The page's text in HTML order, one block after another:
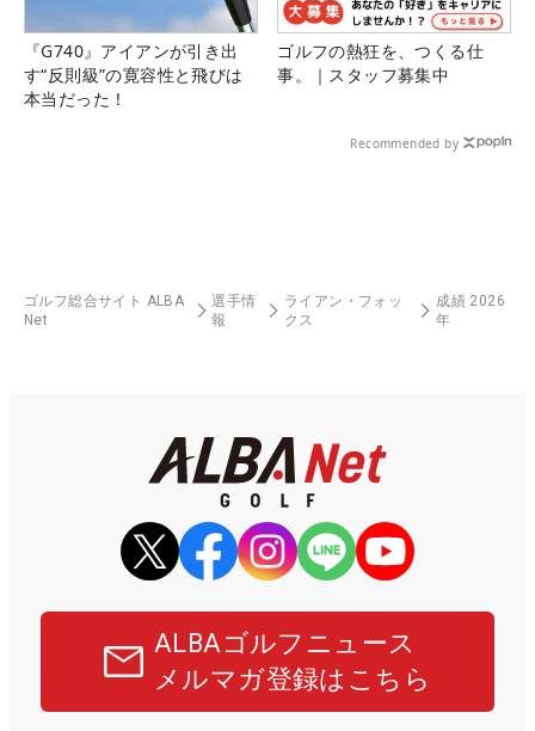
『G740』アイアンが引き出
す“反則級”の寛容性と飛びは
本当だった！
ゴルフの熱狂を、つくる仕
事。｜スタッフ募集中
Recommended by
ゴルフ総合サイト ALBA
Net
選手情
報
ライアン・フォッ
クス
成績 2026
年
ALBAゴルフニュース
メルマガ登録はこちら